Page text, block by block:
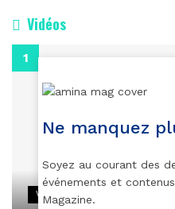
Vidéos
VIDEOS
Ne manquez
Soyez au courant des
événements et
Magazine.